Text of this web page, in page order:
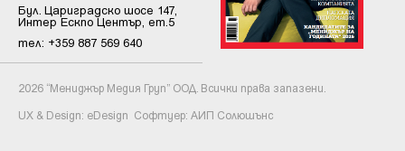
Бул. Цариградско шосе 147,
Интер Ескпо Център, ет.5
тел: +359 887 569 640
2026 “Мениджър Медия Груп” ООД. Всички права запазени.
UX & Design: eDesign Софтуер: АИП Солюшънс